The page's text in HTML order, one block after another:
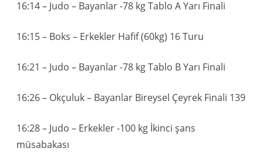
16:14 – Judo – Bayanlar -78 kg Tablo A Yarı Finali
16:15 – Boks – Erkekler Hafif (60kg) 16 Turu
16:21 – Judo – Bayanlar -78 kg Tablo B Yarı Finali
16:26 – Okçuluk – Bayanlar Bireysel Çeyrek Finali 139
16:28 – Judo – Erkekler -100 kg İkinci şans
müsabakası